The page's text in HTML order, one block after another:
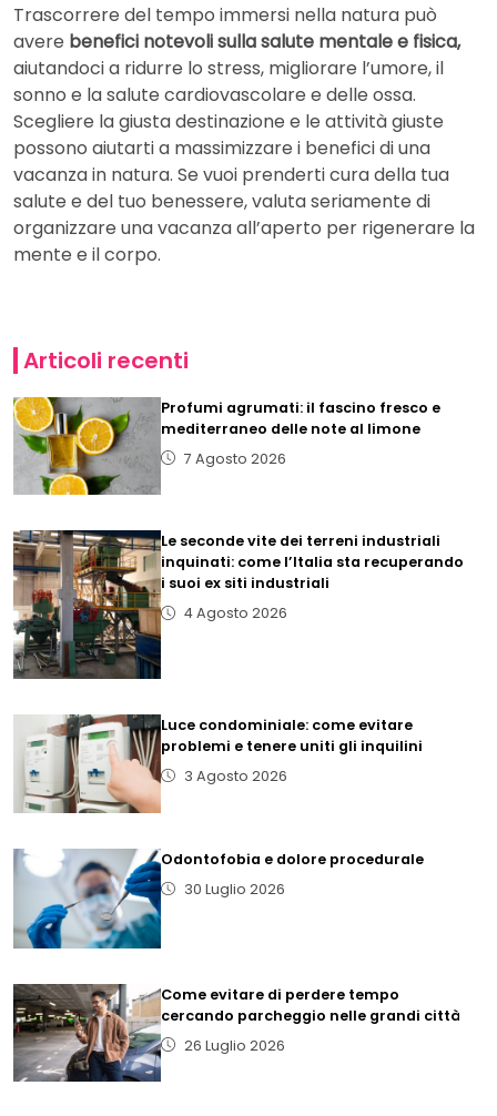
Trascorrere del tempo immersi nella natura può
avere benefici notevoli sulla salute mentale e fisica,
aiutandoci a ridurre lo stress, migliorare l’umore, il
sonno e la salute cardiovascolare e delle ossa.
Scegliere la giusta destinazione e le attività giuste
possono aiutarti a massimizzare i benefici di una
vacanza in natura. Se vuoi prenderti cura della tua
salute e del tuo benessere, valuta seriamente di
organizzare una vacanza all’aperto per rigenerare la
mente e il corpo.
Articoli recenti
Profumi agrumati: il fascino fresco e
mediterraneo delle note al limone
7 Agosto 2026
Le seconde vite dei terreni industriali
inquinati: come l’Italia sta recuperando
i suoi ex siti industriali
4 Agosto 2026
Luce condominiale: come evitare
problemi e tenere uniti gli inquilini
3 Agosto 2026
Odontofobia e dolore procedurale
30 Luglio 2026
Come evitare di perdere tempo
cercando parcheggio nelle grandi città
26 Luglio 2026